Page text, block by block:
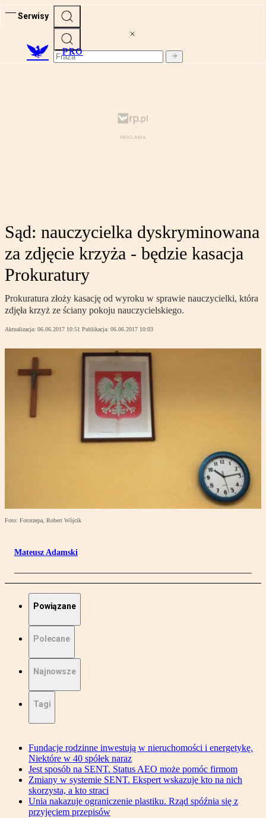
Serwisy
PRO
Sąd: nauczycielka dyskryminowana
za zdjęcie krzyża - będzie kasacja
Prokuratury
Prokuratura złoży kasację od wyroku w sprawie nauczycielki, która
zdjęła krzyż ze ściany pokoju nauczycielskiego.
Aktualizacja: 06.06.2017 10:51 Publikacja: 06.06.2017 10:03
Foto: Fotorzepa, Robert Wójcik
Mateusz Adamski
Powiązane
Polecane
Najnowsze
Tagi
Fundacje rodzinne inwestują w nieruchomości i energetykę.
Niektóre w 40 spółek naraz
Jest sposób na SENT. Status AEO może pomóc firmom
Zmiany w systemie SENT. Ekspert wskazuje kto na nich
skorzysta, a kto straci
Unia nakazuje ograniczenie plastiku. Rząd spóźnia się z
przyjęciem przepisów